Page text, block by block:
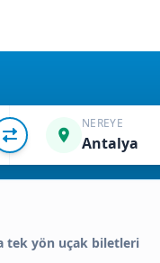
NEREYE
Antalya
tek yön uçak biletleri